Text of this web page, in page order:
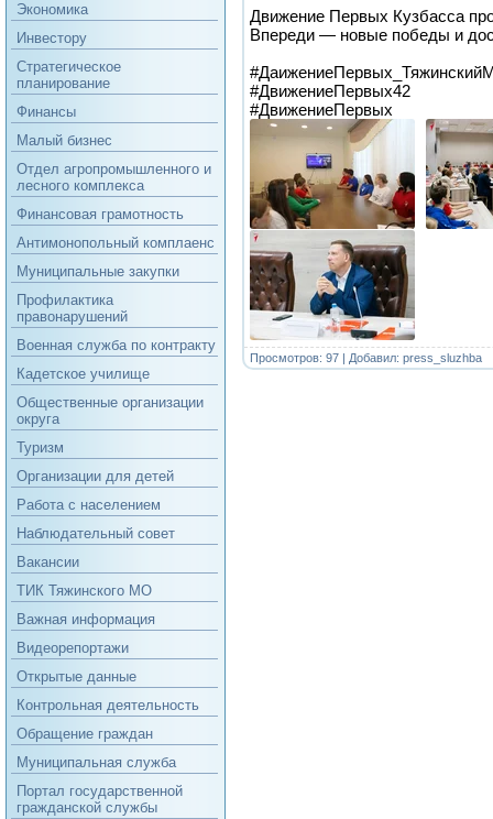
Экономика
Инвестору
Стратегическое
планирование
Финансы
Малый бизнес
Отдел агропромышленного и
лесного комплекса
Финансовая грамотность
Антимонопольный комплаенс
Муниципальные закупки
Профилактика
правонарушений
Военная служба по контракту
Кадетское училище
Общественные организации
округа
Туризм
Организации для детей
Работа с населением
Наблюдательный совет
Вакансии
ТИК Тяжинского МО
Важная информация
Видеорепортажи
Открытые данные
Контрольная деятельность
Обращение граждан
Муниципальная служба
Портал государственной
гражданской службы
Движение Первых Кузбасса
Впереди — новые победы и
#ДвижениеПервых42
#ДвижениеПервых
Просмотров: 97 | Добавил: press_sluzhba